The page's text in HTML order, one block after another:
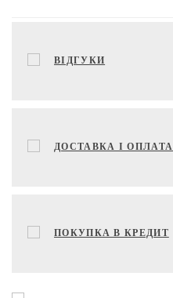
ВІДГУКИ
ДОСТАВКА І ОПЛАТА
ПОКУПКА В КРЕДИТ